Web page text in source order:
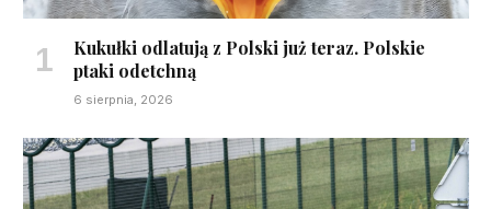
Kukułki odlatują z Polski już teraz. Polskie
ptaki odetchną
6 sierpnia, 2026